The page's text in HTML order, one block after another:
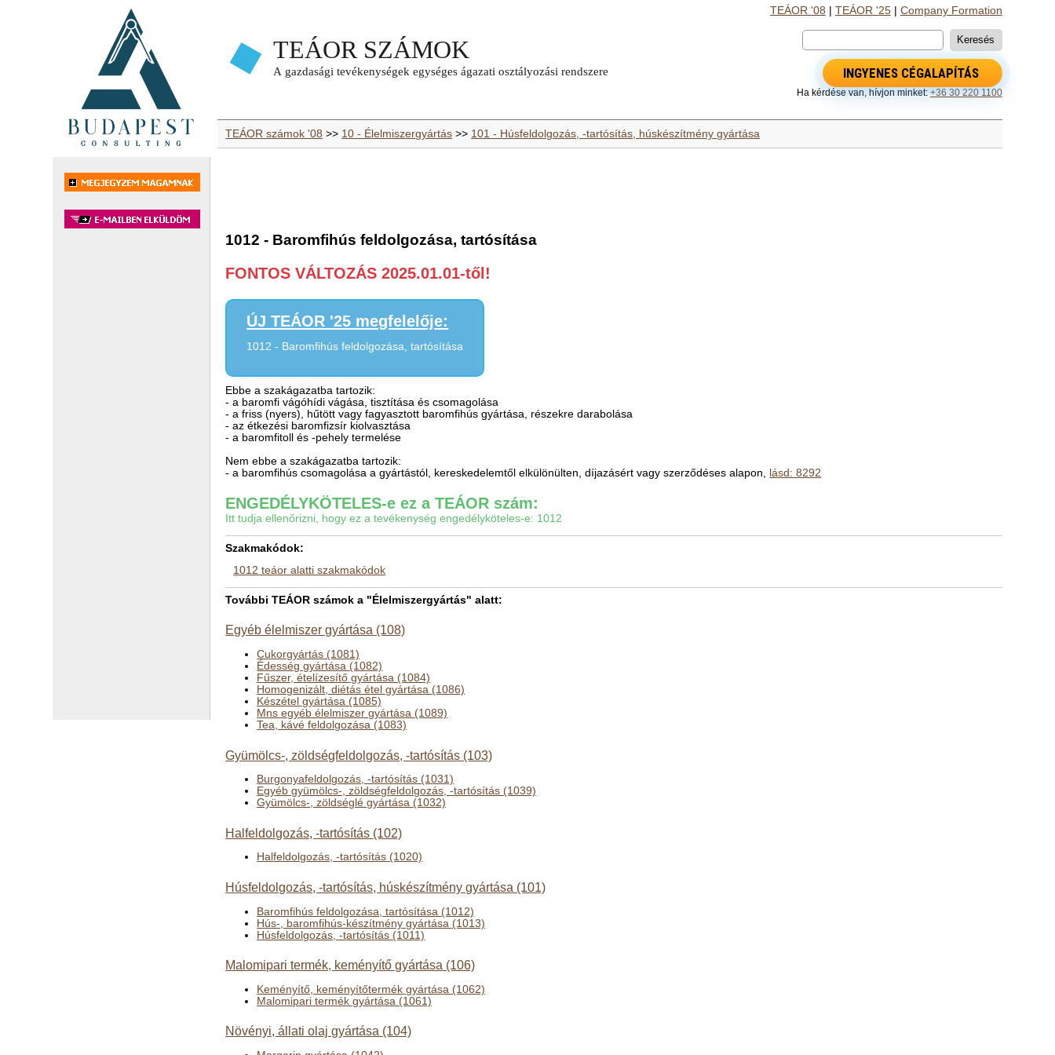
TEÁOR '08 TEÁOR '25| Company Formation
INGYENES CÉGALAPÍTÁS
Ha kérdése van, hívjon minket: +36 30 220 1100
TEÁOR számok '08 >> 10 - Élelmiszergyártás >> 101 - Húsfeldolgozás, -tartósítás, húskészítmény gyártása
1012 - Baromfihús feldolgozása, tartósítása
FONTOS VÁLTOZÁS 2025.01.01-től!
ÚJ TEÁOR '25 megfelelője:
1012 - Baromfihús feldolgozása, tartósítása
Ebbe a szakágazatba tartozik:
- a baromfi vágóhídi vágása, tisztítása és csomagolása
- a friss (nyers), hűtött vagy fagyasztott baromfihús gyártása, részekre darabolása
- az étkezési baromfizsír kiolvasztása
- a baromfitoll és -pehely termelése
Nem ebbe a szakágazatba tartozik:
- a baromfihús csomagolása a gyártástól, kereskedelemtől elkülönülten, díjazásért vagy szerződéses alapon, lásd: 8292
ENGEDÉLYKÖTELES-e ez a TEÁOR szám:
Itt tudja ellenőrizni, hogy ez a tevékenység engedélyköteles-e: 1012
Szakmakódok:
1012 teáor alatti szakmakódok
További TEÁOR számok a "Élelmiszergyártás" alatt:
Egyéb élelmiszer gyártása (108)
Cukorgyártás (1081)
Édesség gyártása (1082)
Fűszer, ételízesítő gyártása (1084)
Homogenizált, diétás étel gyártása (1086)
Készétel gyártása (1085)
Mns egyéb élelmiszer gyártása (1089)
Tea, kávé feldolgozása (1083)
Gyümölcs-, zöldségfeldolgozás, -tartósítás (103)
Burgonyafeldolgozás, -tartósítás (1031)
Egyéb gyümölcs-, zöldségfeldolgozás, -tartósítás (1039)
Gyümölcs-, zöldséglé gyártása (1032)
Halfeldolgozás, -tartósítás (102)
Halfeldolgozás, -tartósítás (1020)
Húsfeldolgozás, -tartósítás, húskészítmény gyártása (101)
Baromfihús feldolgozása, tartósítása (1012)
Hús-, baromfihús-készítmény gyártása (1013)
Húsfeldolgozás, -tartósítás (1011)
Malomipari termék, keményítő gyártása (106)
Keményítő, keményítőtermék gyártása (1062)
Malomipari termék gyártása (1061)
Növényi, állati olaj gyártása (104)